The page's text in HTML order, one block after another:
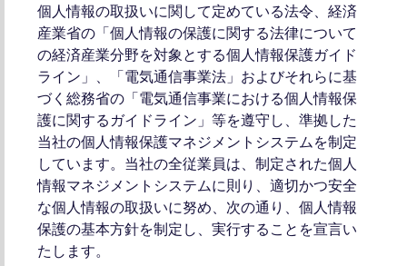
個人情報の取扱いに関して定めている法令、経済
産業省の「個人情報の保護に関する法律について
の経済産業分野を対象とする個人情報保護ガイド
ライン」、「電気通信事業法」およびそれらに基
づく総務省の「電気通信事業における個人情報保
護に関するガイドライン」等を遵守し、準拠した
当社の個人情報保護マネジメントシステムを制定
しています。当社の全従業員は、制定された個人
情報マネジメントシステムに則り、適切かつ安全
な個人情報の取扱いに努め、次の通り、個人情報
保護の基本方針を制定し、実行することを宣言い
たします。